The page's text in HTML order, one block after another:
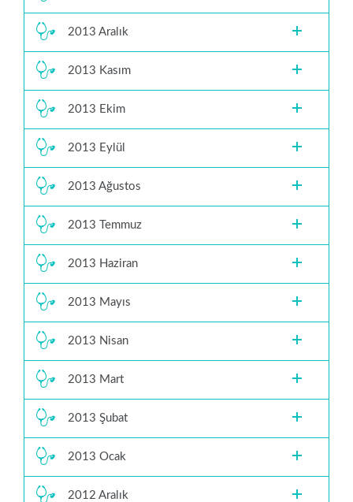
2013 Aralık
2013 Kasım
2013 Ekim
2013 Eylül
2013 Ağustos
2013 Temmuz
2013 Haziran
2013 Mayıs
2013 Nisan
2013 Mart
2013 Şubat
2013 Ocak
2012 Aralık